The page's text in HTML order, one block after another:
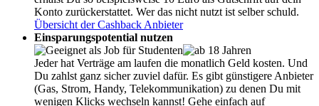
Konto zurückerstattet. Wer das nicht nutzt ist selber schuld.
Übersicht der Cashback Anbieter
Einsparungspotential nutzen
Jeder hat Verträge am laufen die monatlich Geld kosten. Und
Du zahlst ganz sicher zuviel dafür. Es gibt günstigere Anbieter
(Gas, Strom, Handy, Telekommunikation) zu denen Du mit
wenigen Klicks wechseln kannst! Gehe einfach auf